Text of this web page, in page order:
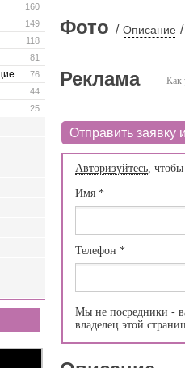
160
149
118
81
76
44
25
Фото / Описание /
Как
Реклама
Отправить заявку
Авторизуйтесь,
Имя *
Телефон *
Мы не посредники -
владелец этой